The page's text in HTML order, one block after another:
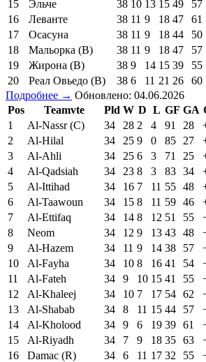
15 Эльче 38 10 13 15 49 57
16
Леванте 38 11 9 18 47 61
17
Осасуна 38 11 9 18 44 50
18
Мальорка (В) 38 11 9 18 47 57
19
Жирона (В) 38 9 14 15 39 55
20
Реал Овьедо (В) 38 6 11 21 26 60
Подробнее → Обновлено: 04.06.2026
Pos
Teamvte Pld W D L GF GA
1
Al-Nassr (C) 34 28 2 4 91 28
2
Al-Hilal 34 25 9 0 85 27
3
Al-Ahli 34 25 6 3 71 25
4
Al-Qadsiah 34 23 8 3 83 34
5
Al-Ittihad 34 16 7 11 55 48
6
Al-Taawoun 34 15 8 11 59 46
7
Al-Ettifaq 34 14 8 12 51 55
8
Neom 34 12 9 13 43 48
9
Al-Hazem 34 11 9 14 38 57
10
Al-Fayha 34 10 8 16 41 54
11
Al-Fateh 34 9 10 15 41 55
12
Al-Khaleej 34 10 7 17 54 62
13
Al-Shabab 34 8 11 15 44 57
14
Al-Kholood 34 9 6 19 39 61
15
Al-Riyadh 34 7 9 18 35 63
16
Damac (R) 34 6 11 17 32 55